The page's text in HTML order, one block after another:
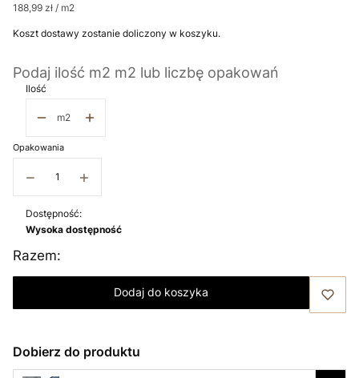
188,99 zł / m2
Koszt dostawy zostanie doliczony w koszyku.
Podaj ilość m2 m2 lub liczbę opakowań
Ilość
m2
Opakowania
− +
Dostępność:
Wysoka dostępność
Razem:
Dodaj do koszyka
Dobierz do produktu